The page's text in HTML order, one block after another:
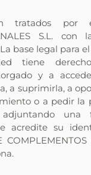
tratados por
S.L.
base legal para
tiene
y a
a suprimirla, a
o a pedir la
una
acredite su